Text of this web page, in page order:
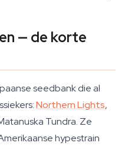
— de korte
seedbank die al
Northern Lights,
Tundra. Ze
hypestrain